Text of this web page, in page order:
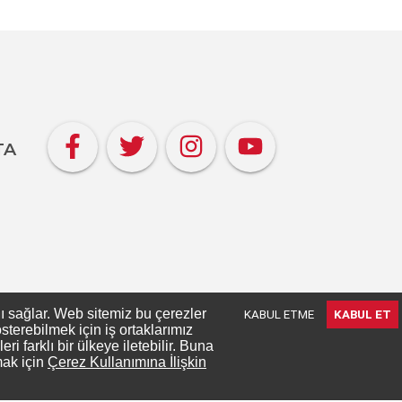
sağlar. Web sitemiz bu çerezler
için iş ortaklarımız
farklı bir ülkeye iletebilir. Buna
için Çerez Kullanımına İlişkin
KABUL ETME KABUL ET